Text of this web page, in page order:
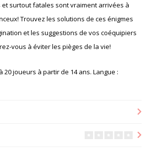
surtout fatales sont vraiment arrivées à
Trouvez les solutions de ces énigmes
et les suggestions de vos coéquipiers
vous à éviter les pièges de la vie!
20 joueurs à partir de 14 ans. Langue :